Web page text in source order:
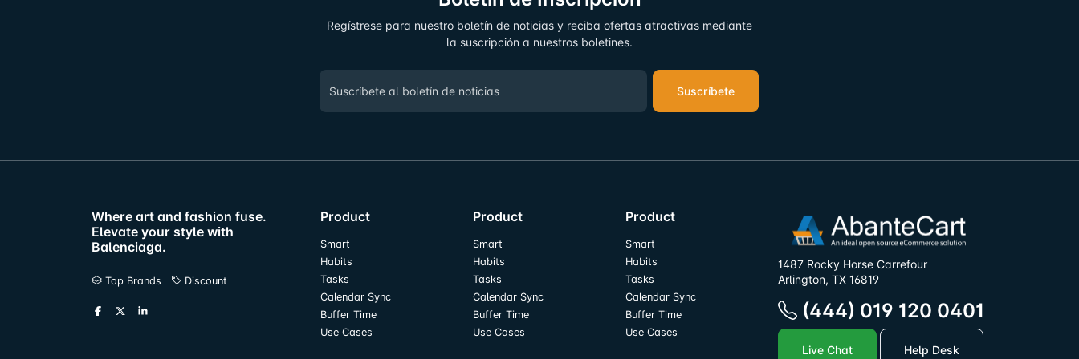
Regístrese para nuestro boletín de noticias y reciba ofertas atractivas mediante
la suscripción a nuestros boletines.
Suscríbete
Where art and fashion fuse.
Elevate your style with
Balenciaga.
Top Brands Discount
Product
Smart
Habits
Tasks
Calendar Sync
Buffer Time
Use Cases
Product
Smart
Habits
Tasks
Calendar Sync
Buffer Time
Use Cases
Product
Smart
Habits
Tasks
Calendar Sync
Buffer Time
Use Cases
1487 Rocky Horse Carrefour
Arlington, TX 16819
(444) 019 120 0401
Live Chat Help Desk